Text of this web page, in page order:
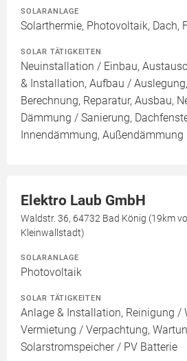
SOLARANLAGE
Solarthermie, Photovoltaik, Dach,
SOLAR TÄTIGKEITEN
Neuinstallation / Einbau,
& Installation, Aufbau /
Berechnung, Reparatur, Ausbau,
Dämmung / Sanierung,
Innendämmung, Außendämmung
Elektro Laub GmbH
Waldstr. 36, 64732 Bad König (19km
Kleinwallstadt)
SOLARANLAGE
Photovoltaik
SOLAR TÄTIGKEITEN
Anlage & Installation, Reinigung /
Vermietung / Verpachtung,
Solarstromspeicher / PV Batterie